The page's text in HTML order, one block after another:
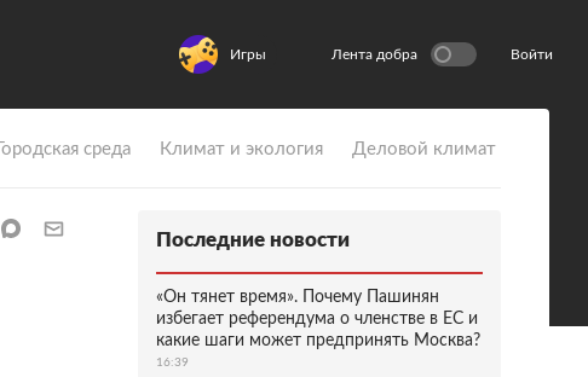
Игры Лента добра Войти
Городская среда Климат и экология Деловой климат
Последние новости
«Он тянет время». Почему Пашинян
избегает референдума о членстве в ЕС и
какие шаги может предпринять Москва?
16:39